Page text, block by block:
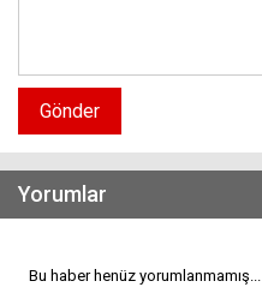
Gönder
Yorumlar
Bu haber henüz yorumlanmamış...